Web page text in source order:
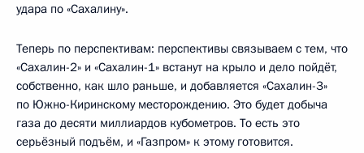
удара по «Сахалину».
Теперь по перспективам: перспективы связываем с тем, что
«Сахалин-2» и «Сахалин-1» встанут на крыло и дело пойдёт,
собственно, как шло раньше, и добавляется «Сахалин-3»
по Южно-Киринскому месторождению. Это будет добыча
газа до десяти миллиардов кубометров. То есть это
серьёзный подъём, и «Газпром» к этому готовится.